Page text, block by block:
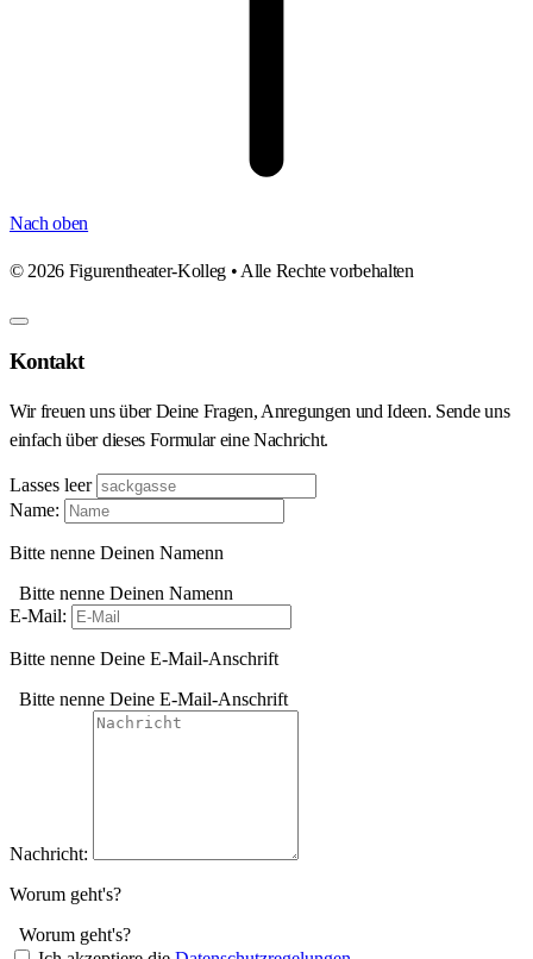
Nach oben
© 2026 Figurentheater-Kolleg • Alle Rechte vorbehalten
Kontakt
Wir freuen uns über Deine Fragen, Anregungen und Ideen. Sende uns
einfach über dieses Formular eine Nachricht.
Lasses leer
Name:
Bitte nenne Deinen Namenn
Bitte nenne Deinen Namenn
E-Mail:
Bitte nenne Deine E-Mail-Anschrift
Bitte nenne Deine E-Mail-Anschrift
Nachricht:
Worum geht's?
Worum geht's?